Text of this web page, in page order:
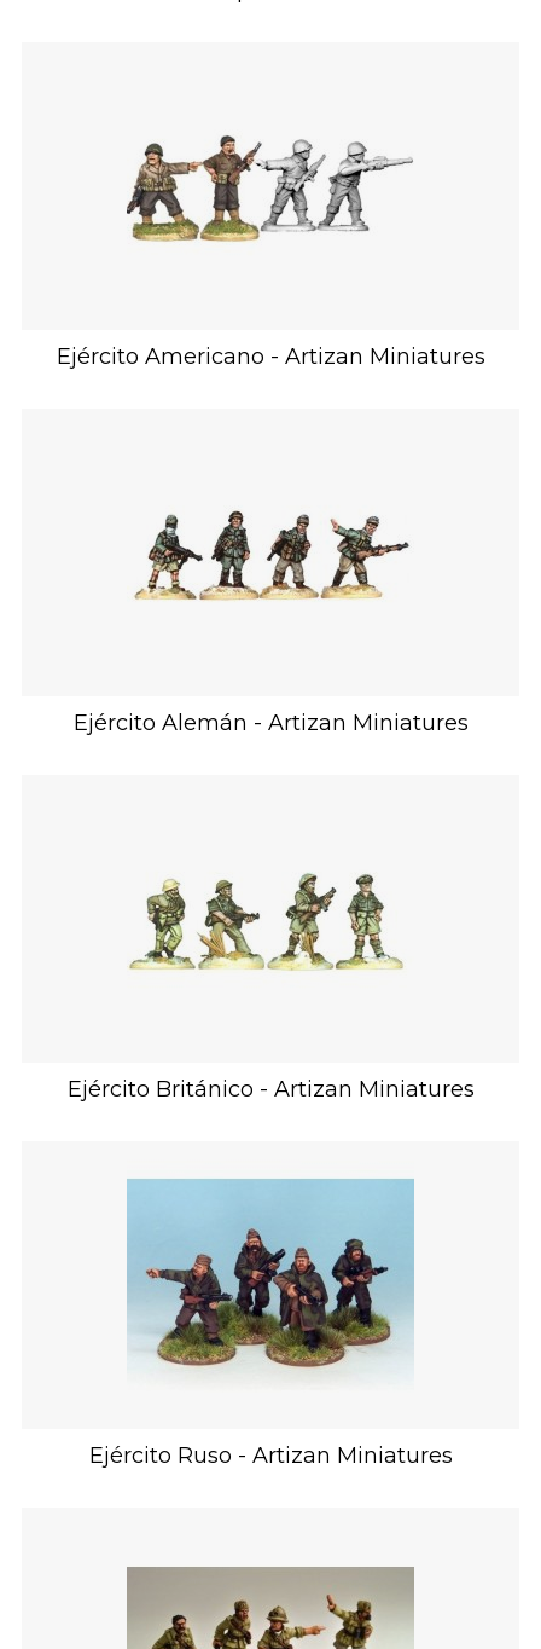
Ejército Americano - Artizan Miniatures
Ejército Alemán - Artizan Miniatures
Ejército Británico - Artizan Miniatures
Ejército Ruso - Artizan Miniatures